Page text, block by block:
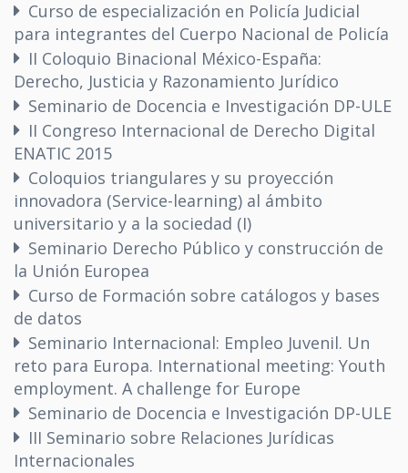
Curso de especialización en Policía Judicial
para integrantes del Cuerpo Nacional de Policía
II Coloquio Binacional México-España:
Derecho, Justicia y Razonamiento Jurídico
Seminario de Docencia e Investigación DP-ULE
II Congreso Internacional de Derecho Digital
ENATIC 2015
Coloquios triangulares y su proyección
innovadora (Service-learning) al ámbito
universitario y a la sociedad (I)
Seminario Derecho Público y construcción de
la Unión Europea
Curso de Formación sobre catálogos y bases
de datos
Seminario Internacional: Empleo Juvenil. Un
reto para Europa. International meeting: Youth
employment. A challenge for Europe
Seminario de Docencia e Investigación DP-ULE
III Seminario sobre Relaciones Jurídicas
Internacionales